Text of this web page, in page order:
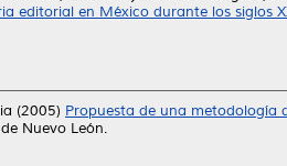
editorial en México durante los siglos
(2005) Propuesta de una metodología
Nuevo León.